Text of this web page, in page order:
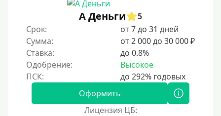
А Деньги
5
Срок:
от 7 до 31 дней
Сумма:
от 2 000 до 30 000 ₽
Ставка:
до 0.8%
Одобрение:
Высокое
Оформить
Лицензия ЦБ: